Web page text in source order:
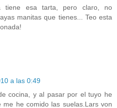
tiene esa tarta, pero claro, no
manitas que tienes... Teo esta
a las 0:49
cocina, y al pasar por el tuyo he
me he comido las suelas.Lars von